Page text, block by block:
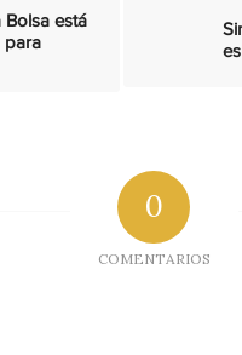
Bolsa está
para
0
COMENTARIOS